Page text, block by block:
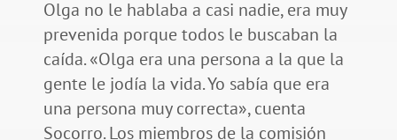
Olga no le hablaba a casi nadie, era muy
prevenida porque todos le buscaban la
caída. «Olga era una persona a la que la
gente le jodía la vida. Yo sabía que era
una persona muy correcta», cuenta
Socorro. Los miembros de la comisión